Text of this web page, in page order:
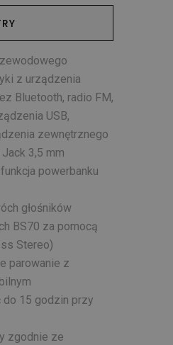
z urządzenia
Bluetooth, radio FM,
USB,
zewnętrznego
3,5 mm
powerbanku
głośników
BS70 za pomocą
Stereo)
parowanie z
do 15 godzin przy
zgodnie ze